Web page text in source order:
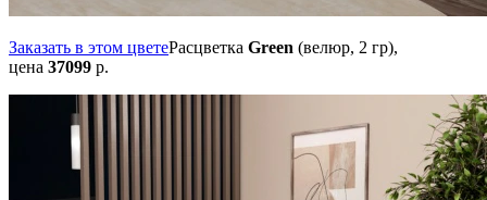
Заказать в этом цветеРасцветка Green (велюр, 2 гр),
цена 37099 р.